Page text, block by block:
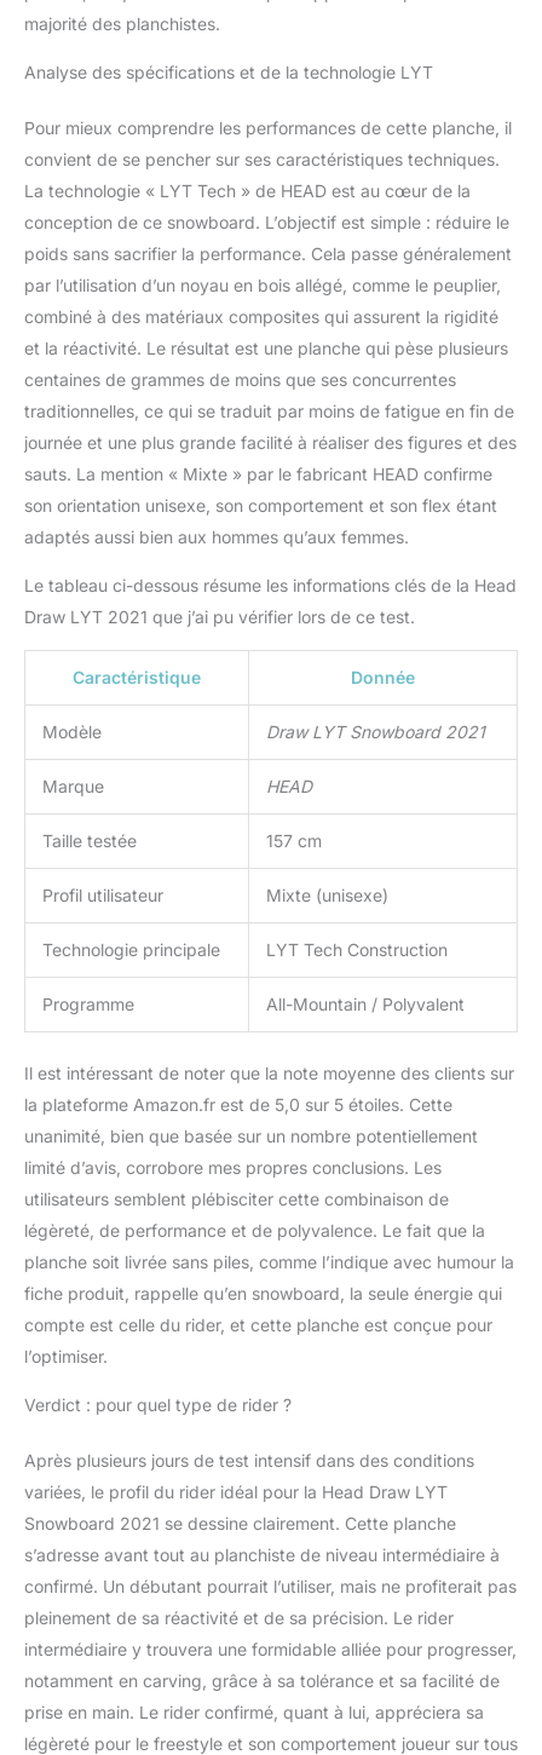
majorité des planchistes.
Analyse des spécifications et de la technologie LYT
Pour mieux comprendre les performances de cette planche, il
convient de se pencher sur ses caractéristiques techniques.
La technologie « LYT Tech » de HEAD est au cœur de la
conception de ce snowboard. L’objectif est simple : réduire le
poids sans sacrifier la performance. Cela passe généralement
par l’utilisation d’un noyau en bois allégé, comme le peuplier,
combiné à des matériaux composites qui assurent la rigidité
et la réactivité. Le résultat est une planche qui pèse plusieurs
centaines de grammes de moins que ses concurrentes
traditionnelles, ce qui se traduit par moins de fatigue en fin de
journée et une plus grande facilité à réaliser des figures et des
sauts. La mention « Mixte » par le fabricant HEAD confirme
son orientation unisexe, son comportement et son flex étant
adaptés aussi bien aux hommes qu’aux femmes.
Le tableau ci-dessous résume les informations clés de la Head
Draw LYT 2021 que j’ai pu vérifier lors de ce test.
Caractéristique Donnée
Modèle Draw LYT Snowboard 2021
Marque HEAD
Taille testée 157 cm
Profil utilisateur Mixte (unisexe)
Technologie principale LYT Tech Construction
Programme All-Mountain / Polyvalent
Il est intéressant de noter que la note moyenne des clients sur
la plateforme Amazon.fr est de 5,0 sur 5 étoiles. Cette
unanimité, bien que basée sur un nombre potentiellement
limité d’avis, corrobore mes propres conclusions. Les
utilisateurs semblent plébisciter cette combinaison de
légèreté, de performance et de polyvalence. Le fait que la
planche soit livrée sans piles, comme l’indique avec humour la
fiche produit, rappelle qu’en snowboard, la seule énergie qui
compte est celle du rider, et cette planche est conçue pour
l’optimiser.
Verdict : pour quel type de rider ?
Après plusieurs jours de test intensif dans des conditions
variées, le profil du rider idéal pour la Head Draw LYT
Snowboard 2021 se dessine clairement. Cette planche
s’adresse avant tout au planchiste de niveau intermédiaire à
confirmé. Un débutant pourrait l’utiliser, mais ne profiterait pas
pleinement de sa réactivité et de sa précision. Le rider
intermédiaire y trouvera une formidable alliée pour progresser,
notamment en carving, grâce à sa tolérance et sa facilité de
prise en main. Le rider confirmé, quant à lui, appréciera sa
légèreté pour le freestyle et son comportement joueur sur tous